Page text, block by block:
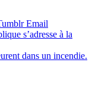
Email
s’adresse à la
dans un incendie.